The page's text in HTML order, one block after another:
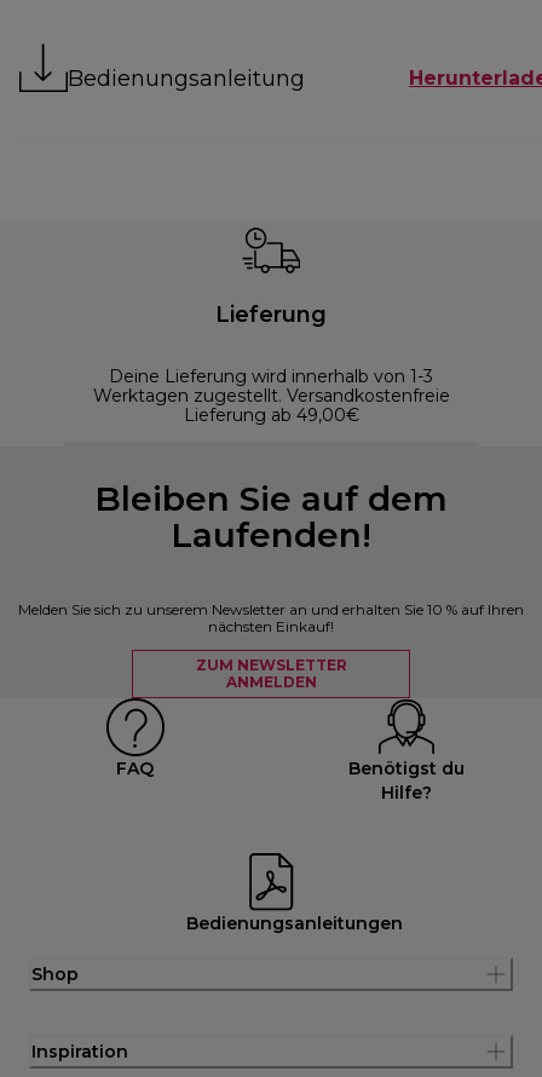
Bedienungsanleitung
Lieferung
Deine Lieferung wird innerhalb von 1-3
Werktagen zugestellt. Versandkostenfreie
Lieferung ab 49,00€
Bleiben Sie auf dem
Laufenden!
Melden Sie sich zu unserem Newsletter an und erhalten Sie 10 % auf Ihren
nächsten Einkauf!
ZUM NEWSLETTER
ANMELDEN
FAQ
Benötigst du
Hilfe?
Bedienungsanleitungen
Shop
Inspiration